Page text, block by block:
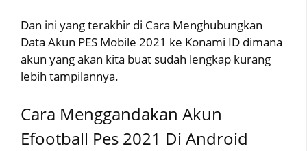
Dan ini yang terakhir di Cara Menghubungkan
Data Akun PES Mobile 2021 ke Konami ID dimana
akun yang akan kita buat sudah lengkap kurang
lebih tampilannya.
Cara Menggandakan Akun
Efootball Pes 2021 Di Android